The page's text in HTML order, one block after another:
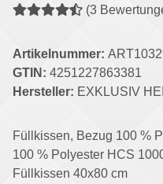
(3
Artikelnummer:
GTIN: 4251227863381
Hersteller: EXKLUSIV
Füllkissen, Bezug 100 %
100 % Polyester HCS
Füllkissen 40x80 cm